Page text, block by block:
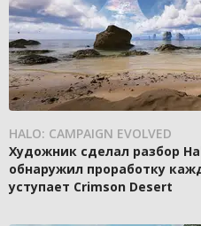
HALO: CAMPAIGN EVOLVED
Художник сделал разбор
обнаружил проработку
уступает Crimson Desert